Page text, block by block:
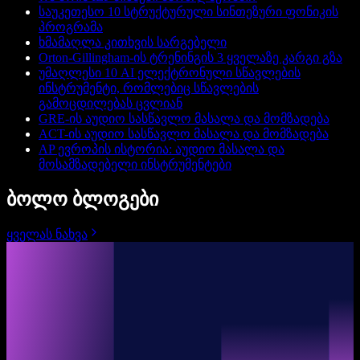
საუკეთესო 10 სტრუქტურული სინთეზური ფონიკის
პროგრამა
ხმამაღლა კითხვის სარგებელი
Orton-Gillingham-ის ტრენინგის 3 ყველაზე კარგი გზა
უმაღლესი 10 AI ელექტრონული სწავლების
ინსტრუმენტი, რომლებიც სწავლების
გამოცდილებას ცვლიან
GRE-ის აუდიო სასწავლო მასალა და მომზადება
ACT-ის აუდიო სასწავლო მასალა და მომზადება
AP ევროპის ისტორია: აუდიო მასალა და
მოსამზადებელი ინსტრუმენტები
ბოლო ბლოგები
ყველას ნახვა